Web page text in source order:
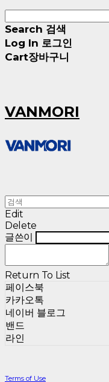
Search 검색
Log In 로그인
Cart장바구니
VANMORI
Edit
Delete
글쓴이
Return To List
페이스북
카카오톡
네이버 블로그
밴드
라인
Terms of Use